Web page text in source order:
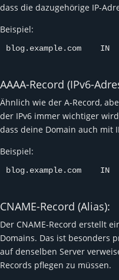
dass die dazugehörige IP-
Beispiel:
blog.example.com
AAAA-Record (IPv6-
Ähnlich wie der A-Record,
der IPv6 immer wichtiger
dass deine Domain auch mit
Beispiel:
blog.example.com    IN
CNAME-Record (Alias):
Der CNAME-Record erstellt
Domains. Das ist besonders
auf denselben Server
Records pflegen zu müssen.